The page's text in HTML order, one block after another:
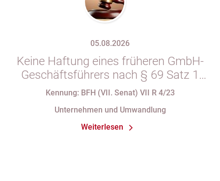
05.08.2026
Keine Haftung eines früheren GmbH-
Geschäftsführers nach § 69 Satz 1
i.V.m. § 34 Abs. 1 AO nach Verlust
Eintragung im Handelsregister
Kennung: BFH (VII. Senat) VII R 4/23
Unternehmen und Umwandlung
Weiterlesen